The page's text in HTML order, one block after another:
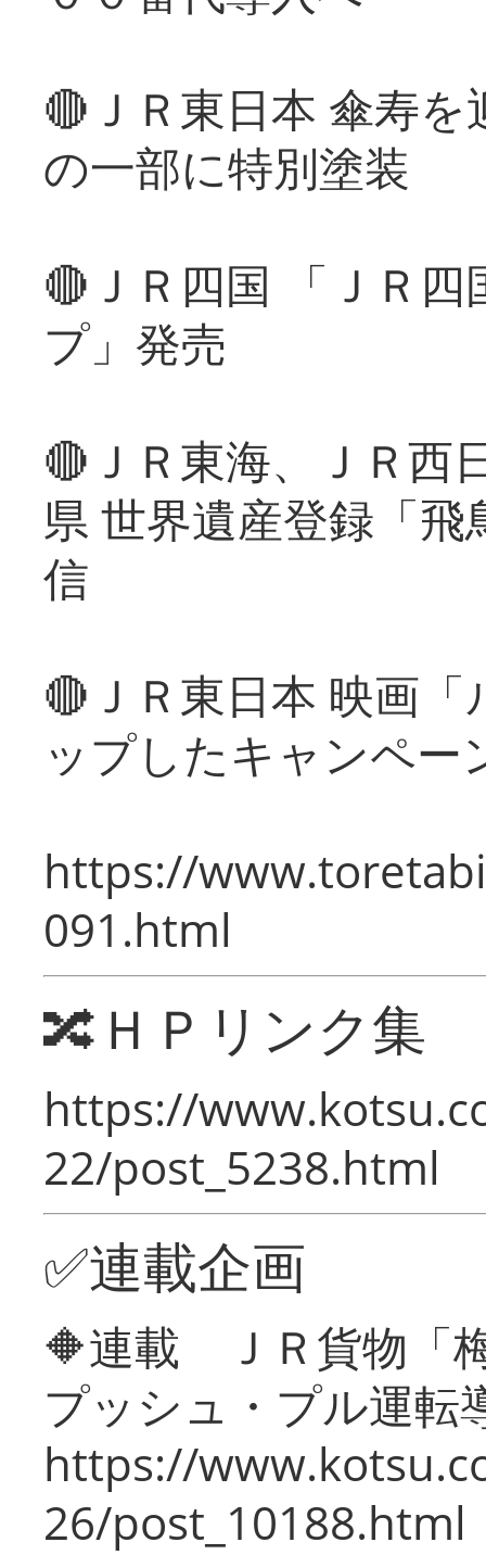
🔴ＪＲ東日本 傘寿
の一部に特別塗装
🔴ＪＲ四国 「ＪＲ
プ」発売
🔴ＪＲ東海、ＪＲ西
県 世界遺産登録「
信
🔴ＪＲ東日本 映画
ップしたキャンペー
https://
091.html
🔀ＨＰリンク集
https://
22/post_5238.html
✅連載企画
🔶連載 ＪＲ貨物「
プッシュ・プル運転
https://
26/post_10188.html